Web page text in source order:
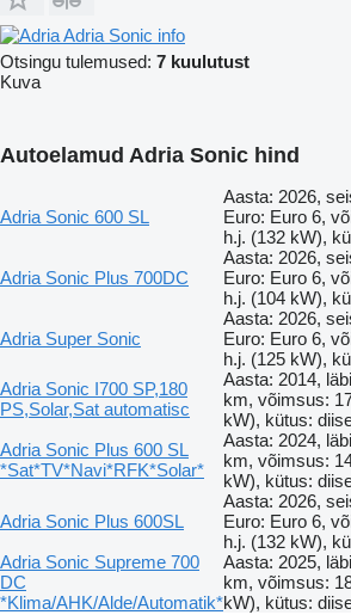
Adria Sonic info
Otsingu tulemused: 7 kuulutust
Kuva
Autoelamud Adria Sonic hind
Adria Sonic 600 SL
Aasta: 2026,
Euro: Euro 6,
h.j. (132 kW),
Adria Sonic Plus 700DC
Aasta: 2026,
Euro: Euro 6,
h.j. (104 kW),
Adria Super Sonic
Aasta: 2026,
Euro: Euro 6,
h.j. (125 kW),
Adria Sonic I700 SP,180
PS,Solar,Sat automatisc
Aasta: 2014,
km, võimsus:
kW), kütus:
Adria Sonic Plus 600 SL
*Sat*TV*Navi*RFK*Solar*
Aasta: 2024,
km, võimsus:
kW), kütus:
Adria Sonic Plus 600SL
Aasta: 2026,
Euro: Euro 6,
h.j. (132 kW),
Adria Sonic Supreme 700
DC
*Klima/AHK/Alde/Automatik*
Aasta: 2025,
km, võimsus:
kW), kütus: